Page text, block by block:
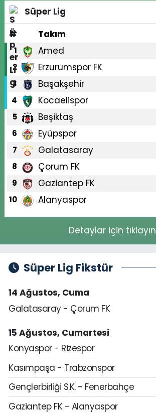
Süper Lig
#
Takım
1 Amed
2 Erzurumspor FK
3 Başakşehir
4 Kocaelispor
5 Beşiktaş
6 Eyüpspor
7 Galatasaray
8 Çorum FK
9 Gaziantep FK
10 Alanyaspor
Detaylar için tıklayın
Süper Lig Fikstür
14 Ağustos, Cuma
Galatasaray - Çorum FK
15 Ağustos, Cumartesi
Konyaspor - Rizespor
Kasımpaşa - Trabzonspor
Gençlerbirliği S.K. - Fenerbahçe
Gaziantep FK - Alanyaspor